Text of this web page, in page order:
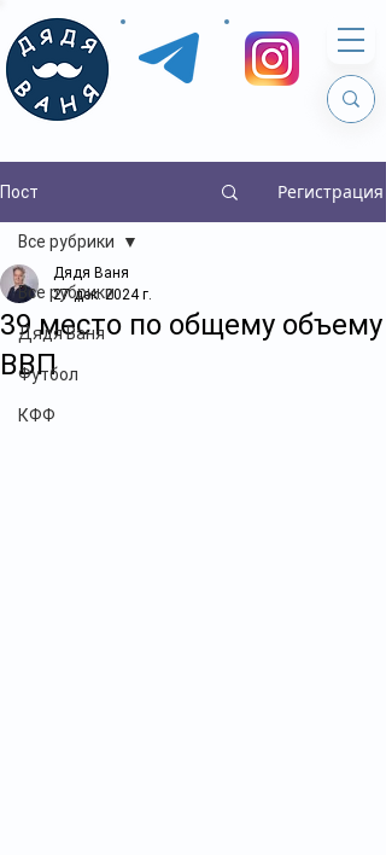
Пост Регистрация
Все рубрики
Дядя Ваня
Футбол
КФФ
Все рубрики
39 место по общему объему
ВВП
Дядя Ваня
27 дек. 2024 г.